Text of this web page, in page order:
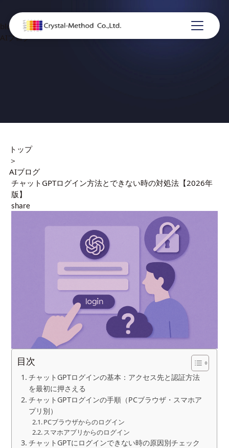
blog
AIブログ
トップ
＞
AIブログ
チャットGPTログイン方法とできない時の対処法【2026年
版】
share
目次
チャットGPTログインの基本：アクセス先と認証方法
を最初に押さえる
チャットGPTログインの手順（PCブラウザ・スマホア
プリ別）
PCブラウザからのログイン
スマホアプリからのログイン
チャットGPTにログインできない時の原因別チェック